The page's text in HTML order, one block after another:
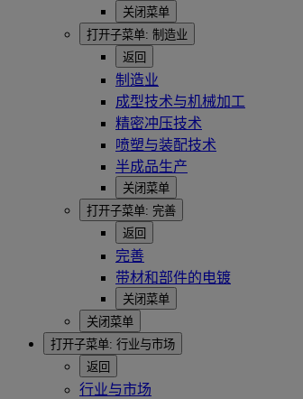
关闭菜单
打开子菜单: 制造业
返回
制造业
成型技术与机械加工
精密冲压技术
喷塑与装配技术
半成品生产
关闭菜单
打开子菜单: 完善
返回
完善
带材和部件的电镀
关闭菜单
关闭菜单
打开子菜单: 行业与市场
返回
行业与市场